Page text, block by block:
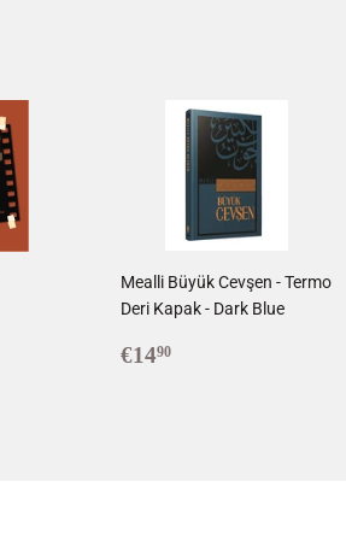
Mealli Büyük Cevşen - Termo
Deri Kapak - Dark Blue
Prix
€1490